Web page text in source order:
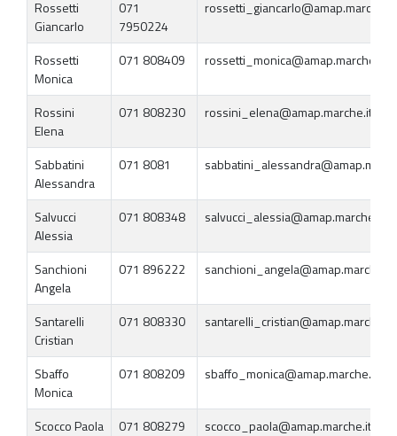
Rossetti
Giancarlo
071
7950224
rossetti_giancarlo@amap.marche.it
Rossetti
Monica
071 808409 rossetti_monica@amap.marche.it
Rossini
Elena
071 808230 rossini_elena@amap.marche.it
Sabbatini
Alessandra
071 8081
Salvucci
Alessia
071 808348 salvucci_alessia@amap.marche.it
Sanchioni
Angela
071 896222 sanchioni_angela@amap.marche.it
Santarelli
Cristian
071 808330 santarelli_cristian@amap.marche.it
Sbaffo
Monica
071 808209 sbaffo_monica@amap.marche.it
Scocco Paola 071 808279
scocco_paola@amap.marche.it